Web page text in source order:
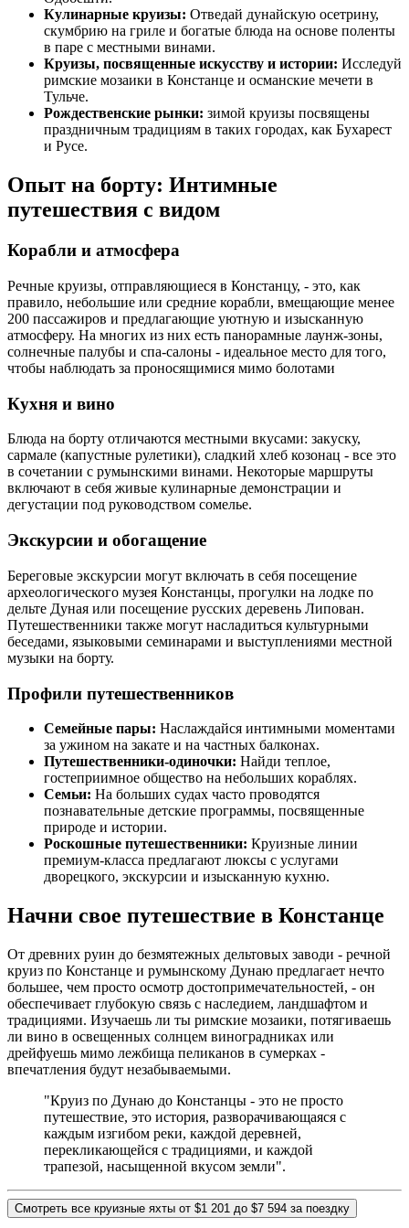
Кулинарные круизы: Отведай дунайскую осетрину,
скумбрию на гриле и богатые блюда на основе поленты
в паре с местными винами.
Круизы, посвященные искусству и истории: Исследуй
римские мозаики в Констанце и османские мечети в
Тульче.
Рождественские рынки: зимой круизы посвящены
праздничным традициям в таких городах, как Бухарест
и Русе.
Опыт на борту: Интимные
путешествия с видом
Корабли и атмосфера
Речные круизы, отправляющиеся в Констанцу, - это, как
правило, небольшие или средние корабли, вмещающие менее
200 пассажиров и предлагающие уютную и изысканную
атмосферу. На многих из них есть панорамные лаунж-зоны,
солнечные палубы и спа-салоны - идеальное место для того,
чтобы наблюдать за проносящимися мимо болотами
Кухня и вино
Блюда на борту отличаются местными вкусами: закуску,
сармале (капустные рулетики), сладкий хлеб козонац - все это
в сочетании с румынскими винами. Некоторые маршруты
включают в себя живые кулинарные демонстрации и
дегустации под руководством сомелье.
Экскурсии и обогащение
Береговые экскурсии могут включать в себя посещение
археологического музея Констанцы, прогулки на лодке по
дельте Дуная или посещение русских деревень Липован.
Путешественники также могут насладиться культурными
беседами, языковыми семинарами и выступлениями местной
музыки на борту.
Профили путешественников
Семейные пары: Наслаждайся интимными моментами
за ужином на закате и на частных балконах.
Путешественники-одиночки: Найди теплое,
гостеприимное общество на небольших кораблях.
Семьи: На больших судах часто проводятся
познавательные детские программы, посвященные
природе и истории.
Роскошные путешественники: Круизные линии
премиум-класса предлагают люксы с услугами
дворецкого, экскурсии и изысканную кухню.
Начни свое путешествие в Констанце
От древних руин до безмятежных дельтовых заводи - речной
круиз по Констанце и румынскому Дунаю предлагает нечто
большее, чем просто осмотр достопримечательностей, - он
обеспечивает глубокую связь с наследием, ландшафтом и
традициями. Изучаешь ли ты римские мозаики, потягиваешь
ли вино в освещенных солнцем виноградниках или
дрейфуешь мимо лежбища пеликанов в сумерках -
впечатления будут незабываемыми.
"Круиз по Дунаю до Констанцы - это не просто
путешествие, это история, разворачивающаяся с
каждым изгибом реки, каждой деревней,
перекликающейся с традициями, и каждой
трапезой, насыщенной вкусом земли".
Смотреть все круизные яхты от $1 201 до $7 594 за поездку